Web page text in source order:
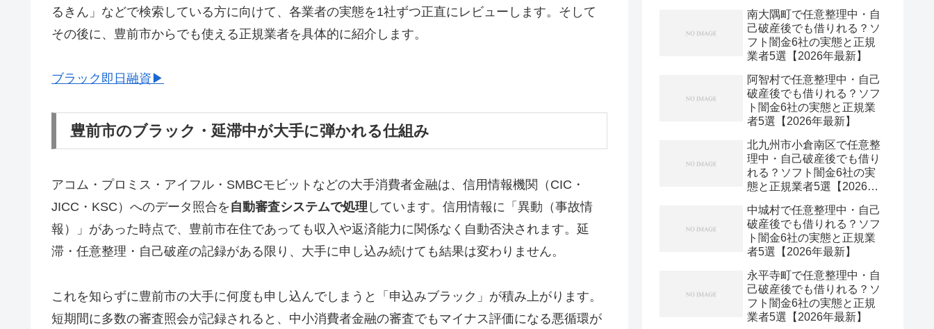
るきん」などで検索している方に向けて、各業者の実態を1社ずつ正直にレビューします。そして
その後に、豊前市からでも使える正規業者を具体的に紹介します。
ブラック即日融資▶
豊前市のブラック・延滞中が大手に弾かれる仕組み
アコム・プロミス・アイフル・SMBCモビットなどの大手消費者金融は、信用情報機関（CIC・
JICC・KSC）へのデータ照合を 自動審査システムで処理 しています。信用情報に「異動（事故情
報）」があった時点で、豊前市在住であっても収入や返済能力に関係なく自動否決されます。延
滞・任意整理・自己破産の記録がある限り、大手に申し込み続けても結果は変わりません。
これを知らずに豊前市の大手に何度も申し込んでしまうと「申込みブラック」が積み上がります。
短期間に多数の審査照会が記録されると、中小消費者金融の審査でもマイナス評価になる悪循環が
南大隅町で任意整理中・自
己破産後でも借りれる？ソ
フト闇金6社の実態と正規
業者5選【2026年最新】
阿智村で任意整理中・自己
破産後でも借りれる？ソフ
ト闇金6社の実態と正規業
者5選【2026年最新】
北九州市小倉南区で任意整
理中・自己破産後でも借り
れる？ソフト闇金6社の実
態と正規業者5選【2026年
中城村で任意整理中・自己
破産後でも借りれる？ソフ
ト闇金6社の実態と正規業
者5選【2026年最新】
永平寺町で任意整理中・自
己破産後でも借りれる？ソ
フト闇金6社の実態と正規
業者5選【2026年最新】